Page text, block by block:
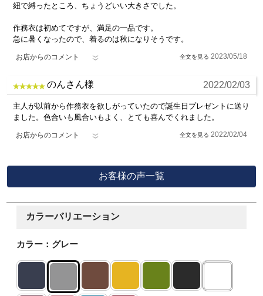
紐で縛ったところ、ちょうどいい大きさでした。
作務衣は初めてですが、満足の一品です。
急に暑くなったので、着るのは秋になりそうです。
お店からのコメント 2023/05/18
のんさん様 2022/02/03
主人が以前から作務衣を欲しがっていたので誕生日プレゼントに送り
ました。色合いも風合いもよく、とても喜んでくれました。
お店からのコメント 2022/02/04
お客様の声一覧
カラーバリエーション
カラー：グレー